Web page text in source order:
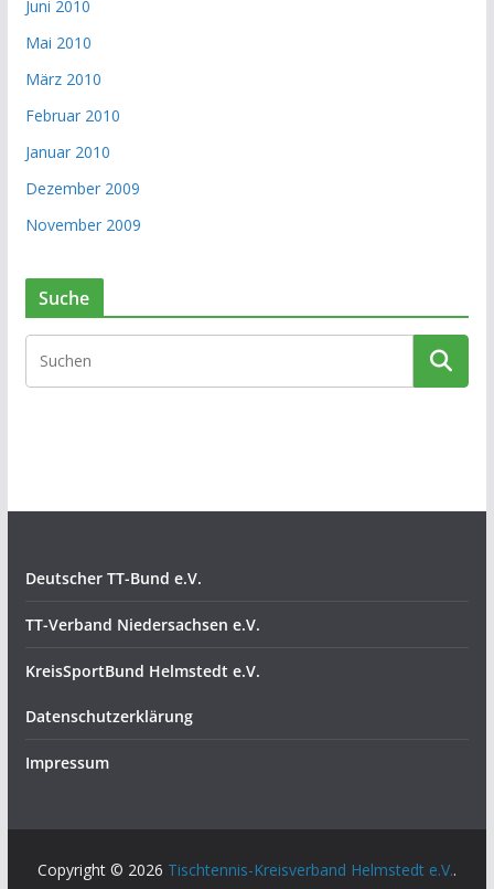
Juni 2010
Mai 2010
März 2010
Februar 2010
Januar 2010
Dezember 2009
November 2009
Suche
Deutscher TT-Bund e.V.
TT-Verband Niedersachsen e.V.
KreisSportBund Helmstedt e.V.
Datenschutzerklärung
Impressum
Copyright © 2026 Tischtennis-Kreisverband Helmstedt e.V..